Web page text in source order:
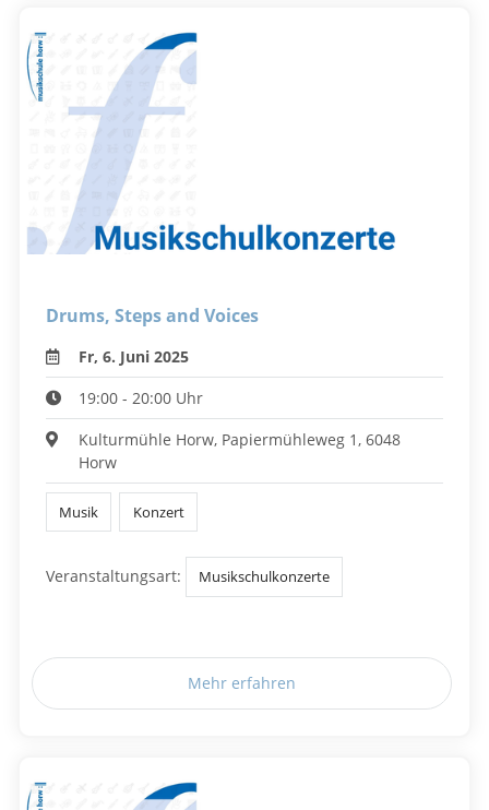
Drums, Steps and Voices
Fr, 6. Juni 2025
19:00 - 20:00 Uhr
Kulturmühle Horw, Papiermühleweg 1, 6048
Horw
Musik Konzert
Veranstaltungsart: Musikschulkonzerte
Mehr erfahren